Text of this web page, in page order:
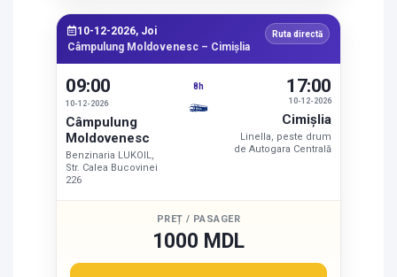
10-12-2026, Joi
Câmpulung Moldovenesc – Cimişlia
Ruta directă
09:00
10-12-2026
Câmpulung
Moldovenesc
Benzinaria LUKOIL,
Str. Calea Bucovinei
226
8h
10-12-2026
17:00
Cimişlia
Linella, peste drum
de Autogara Centrală
PREȚ / PASAGER
1000 MDL